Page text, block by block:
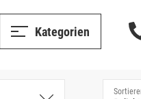
Kategorien